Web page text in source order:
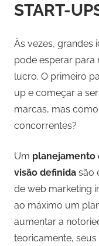
START-
Às vezes, grandes
pode esperar para
lucro. O primeiro
up e começar a
marcas, mas
concorrentes?
Um planejamento
visão definida são
de web marketing
ao máximo um
aumentar a
teoricamente, seus